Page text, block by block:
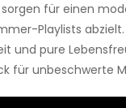
sorgen für einen
Playlists
und pure
für unbeschwerte